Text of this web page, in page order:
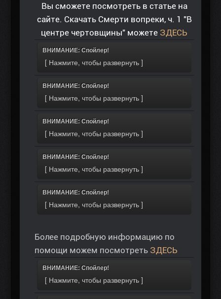
Вы сможете посмотреть в статье на
сайте. Скачать Смерти вопреки, ч. 1 "В
центре чертовщины" можете ЗДЕСЬ
ВНИМАНИЕ: Спойлер!
ВНИМАНИЕ: Спойлер!
ВНИМАНИЕ: Спойлер!
ВНИМАНИЕ: Спойлер!
ВНИМАНИЕ: Спойлер!
Более подробную информацию по
помощи можем посмотреть ЗДЕСЬ
ВНИМАНИЕ: Спойлер!